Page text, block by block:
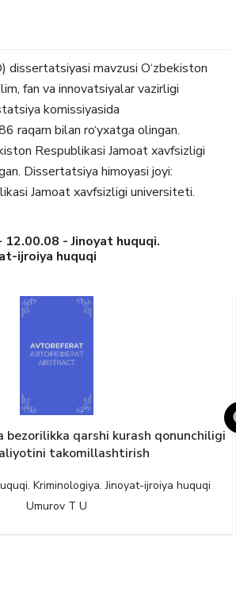
dissertatsiyasi mavzusi O‘zbekiston
fan va innovatsiyalar vazirligi
komissiyasida
raqam bilan ro‘yxatga olingan.
Respublikasi Jamoat xavfsizligi
Dissertatsiya himoyasi joyi:
Jamoat xavfsizligi universiteti.
- Jinoyat huquqi.
ijroiya huquqi
bezorilikka qarshi kurash qonunchiligi
takomillashtirish
Kriminologiya. Jinoyat-ijroiya huquqi
Umurov T U